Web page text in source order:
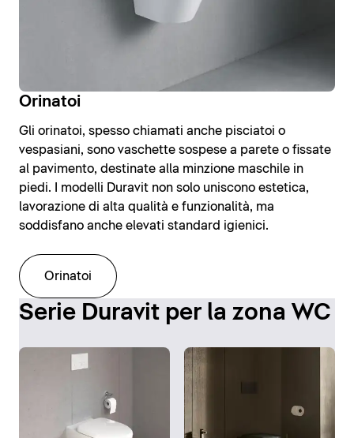
Orinatoi
Gli orinatoi, spesso chiamati anche pisciatoi o
vespasiani, sono vaschette sospese a parete o fissate
al pavimento, destinate alla minzione maschile in
piedi. I modelli Duravit non solo uniscono estetica,
lavorazione di alta qualità e funzionalità, ma
soddisfano anche elevati standard igienici.
Orinatoi
Serie Duravit per la zona WC